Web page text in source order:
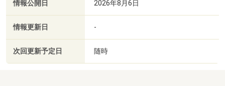
情報公開日 2026年8月6日
情報更新日 -
次回更新予定日 随時